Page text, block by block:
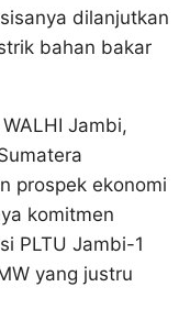
dilanjutkan
bahan bakar
Jambi,
prospek ekonomi
komitmen
PLTU Jambi-1
yang justru